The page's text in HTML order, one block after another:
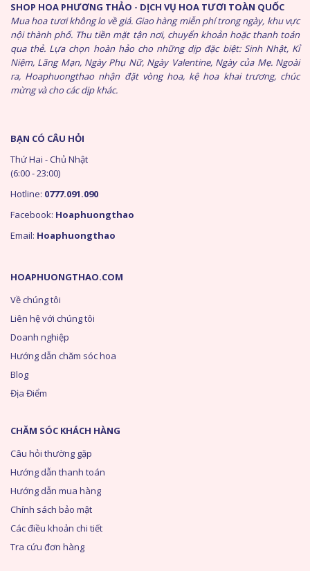
SHOP HOA PHƯƠNG THẢO - DỊCH VỤ HOA TƯƠI TOÀN QUỐC
Mua hoa tươi không lo về giá. Giao hàng miễn phí trong ngày, khu vực
nội thành phố. Thu tiền mặt tận nơi, chuyển khoản hoặc thanh toán
qua thẻ. Lựa chọn hoàn hảo cho những dịp đặc biệt: Sinh Nhật, Kỉ
Niệm, Lãng Mạn, Ngày Phụ Nữ, Ngày Valentine, Ngày của Mẹ. Ngoài
ra, Hoaphuongthao nhận đặt vòng hoa, kệ hoa khai trương, chúc
mừng và cho các dịp khác.
HOAPHUONGTHAO.COM
Về chúng tôi
Liên hệ với chúng tôi
Doanh nghiệp
Hướng dẫn chăm sóc hoa
Blog
Địa Điểm
CHĂM SÓC KHÁCH HÀNG
Câu hỏi thường gặp
Hướng dẫn thanh toán
Hướng dẫn mua hàng
Chính sách bảo mật
Các điều khoản chi tiết
Tra cứu đơn hàng
BẠN CÓ CÂU HỎI
Thứ Hai - Chủ Nhật
(6:00 - 23:00)
Hotline: 0777.091.090
Facebook: Hoaphuongthao
Email: Hoaphuongthao